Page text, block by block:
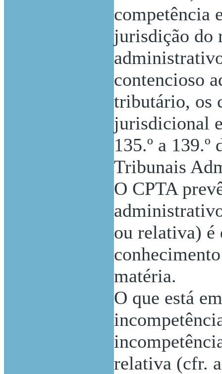
competência
jurisdição do
contencioso
tributário, os
jurisdicional
135.º a 139.º
Tribunais
O CPTA
ou relativa) é
matéria.
O que está
relativa (cfr.